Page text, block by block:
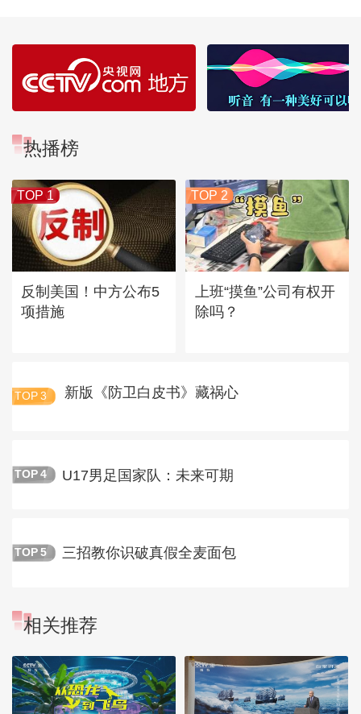
热播榜
TOP 1
反制美国！中方公布5
项措施
TOP 2
上班“摸鱼”公司有权开
除吗？
TOP 3 新版《防卫白皮书》藏祸心
TOP 4 U17男足国家队：未来可期
TOP 5 三招教你识破真假全麦面包
相关推荐